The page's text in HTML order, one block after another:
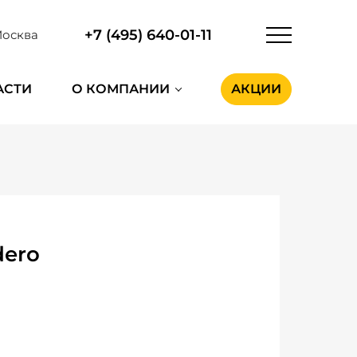
+7 (495) 640-01-11
О КОМПАНИИ АКЦИИ